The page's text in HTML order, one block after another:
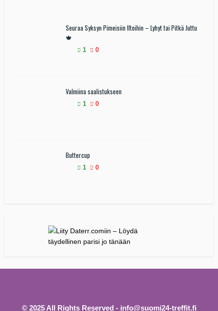
Seuraa Syksyn Pimeisiin Iltoihin – Lyhyt tai Pitkä Juttu
🍁
1 0
Valmiina saalistukseen
1 0
Buttercup
1 0
© 2025 All Rights Reserved - info@suomi24-treffit.fi